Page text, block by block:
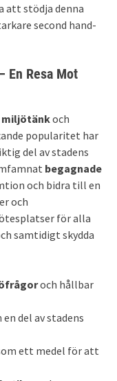
att stödja denna
second hand-
En Resa Mot
miljötänkoch
popularitet har
del av stadens
begagnade
och bidra till en
och
för alla
samtidigt skydda
och hållbar
en del av stadens
ett medel för att